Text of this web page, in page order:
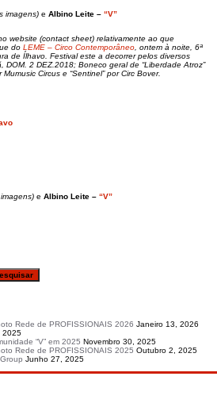
imagens) e Albino Leite – “V”
website (contact sheet) relativamente ao que
do LEME – Circo Contemporâneo , ontem à noite, 6ª
de Ílhavo. Festival este a decorrer pelos diversos
2 DEZ.2018; Boneco geral de “Liberdade Atroz”
Circus e “Sentinel” por Circ Bover.
e Albino Leite – “V”
Rede de PROFISSIONAIS 2026 Janeiro 13, 2026
2025
“V” em 2025 Novembro 30, 2025
Rede de PROFISSIONAIS 2025 Outubro 2, 2025
Junho 27, 2025